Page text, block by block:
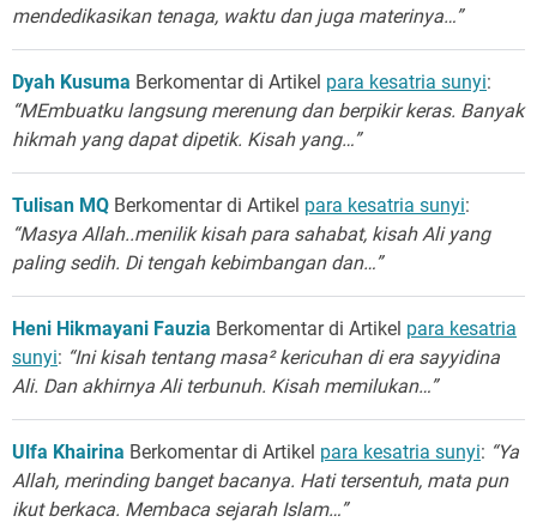
mendedikasikan tenaga, waktu dan juga materinya…”
Dyah Kusuma Berkomentar di Artikel para kesatria sunyi:
“MEmbuatku langsung merenung dan berpikir keras. Banyak
hikmah yang dapat dipetik. Kisah yang…”
Tulisan MQ Berkomentar di Artikel para kesatria sunyi:
“Masya Allah..menilik kisah para sahabat, kisah Ali yang
paling sedih. Di tengah kebimbangan dan…”
Heni Hikmayani Fauzia Berkomentar di Artikel para kesatria
sunyi: “Ini kisah tentang masa² kericuhan di era sayyidina
Ali. Dan akhirnya Ali terbunuh. Kisah memilukan…”
Ulfa Khairina Berkomentar di Artikel para kesatria sunyi: “Ya
Allah, merinding banget bacanya. Hati tersentuh, mata pun
ikut berkaca. Membaca sejarah Islam…”